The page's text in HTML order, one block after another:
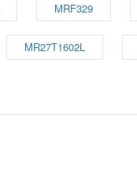
MRF329
MR27T1602L